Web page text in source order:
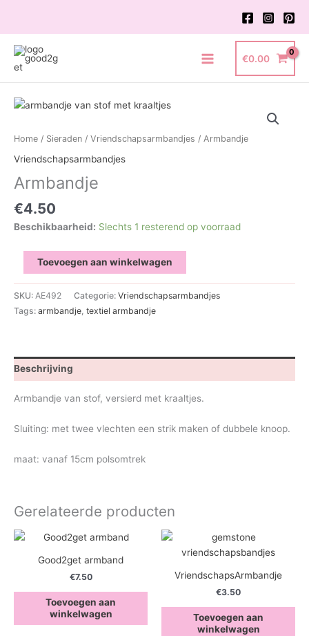
de
inhoud
Main
€0.00
Home / Sieraden / Vriendschapsarmbandjes / Armbandje
Vriendschapsarmbandjes
Armbandje
€4.50
Beschikbaarheid: Slechts 1 resterend op voorraad
Armbandje
aantal
Toevoegen aan winkelwagen
SKU: AE492 Categorie: Vriendschapsarmbandjes
Tags: armbandje textiel armbandje
Beschrijving
Armbandje van stof, versierd met kraaltjes.
Sluiting: met twee vlechten een strik maken of dubbele knoop.
maat: vanaf 15cm polsomtrek
Gerelateerde producten
Good2get armband
€7.50
Toevoegen aan
winkelwagen
VriendschapsArmbandje
€3.50
Toevoegen aan
winkelwagen